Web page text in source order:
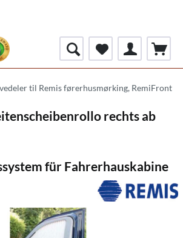
til Remis førerhusmørking, RemiFront
rechts ab
für Fahrerhauskabine